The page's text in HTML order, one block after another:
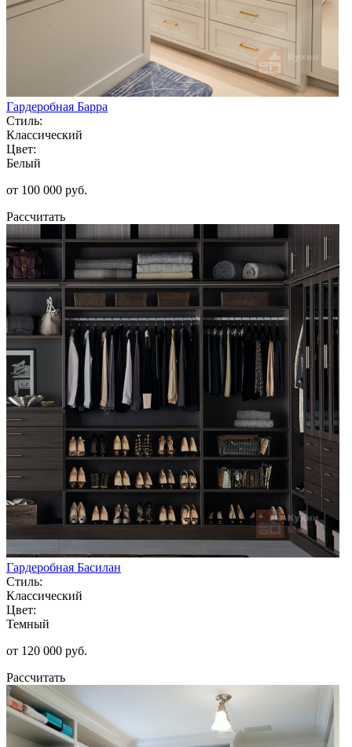
Гардеробная Барра
Стиль:
Классический
Цвет:
Белый
от 100 000 руб.
Рассчитать
Гардеробная Басилан
Стиль:
Классический
Цвет:
Темный
от 120 000 руб.
Рассчитать